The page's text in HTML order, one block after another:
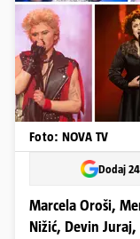
Foto: NOVA TV
Dodaj
Marcela Oroši,
Nižić, Devin